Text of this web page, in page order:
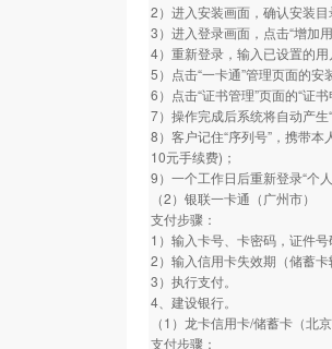
2）进入安装画面，确认安装目
3）进入登录画面，点击“增加
4）重新登录，输入已设置的
5）点击“一卡通”管理页面的安
6）点击“证书管理”页面的“证
7）操作完成后系统将自动产生
8）客户记住“序列号”，携带
10元手续费)；
9）一个工作日后重新登录“个
（2）银联一卡通（广州市）
支付步骤：
1）输入卡号、卡密码，证件
2）输入信用卡失效期（储蓄
3）执行支付。
4、建设银行。
（1）龙卡信用卡/储蓄卡（北
支付步骤：